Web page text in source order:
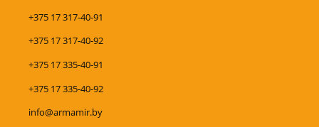
+375 17 317-40-91
+375 17 317-40-92
+375 17 335-40-91
+375 17 335-40-92
info@armamir.by